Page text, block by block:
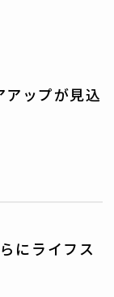
ップが見込
にライフス